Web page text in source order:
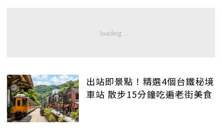
出站即景點！精選4個台鐵秘境
車站 散步15分鐘吃遍老街美食